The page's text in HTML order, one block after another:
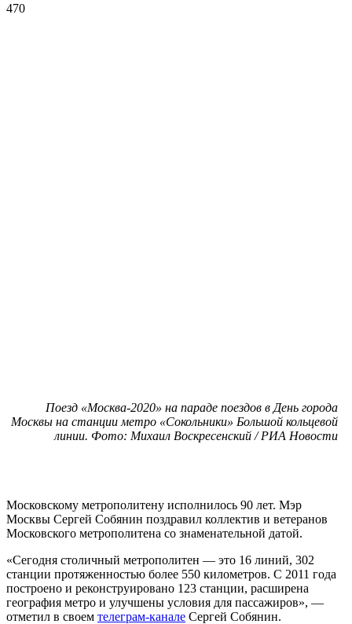
470
Поезд «Москва-2020» на параде поездов в День города
Москвы на станции метро «Сокольники» Большой кольцевой
линии. Фото: Михаил Воскресенский / РИА Новости
Московскому метрополитену исполнилось 90 лет. Мэр
Москвы Сергей Собянин поздравил коллектив и ветеранов
Московского метрополитена со знаменательной датой.
«Сегодня столичный метрополитен — это 16 линий, 302
станции протяженностью более 550 километров. С 2011 года
построено и реконструировано 123 станции, расширена
география метро и улучшены условия для пассажиров», —
отметил в своем телеграм-канале Сергей Собянин.